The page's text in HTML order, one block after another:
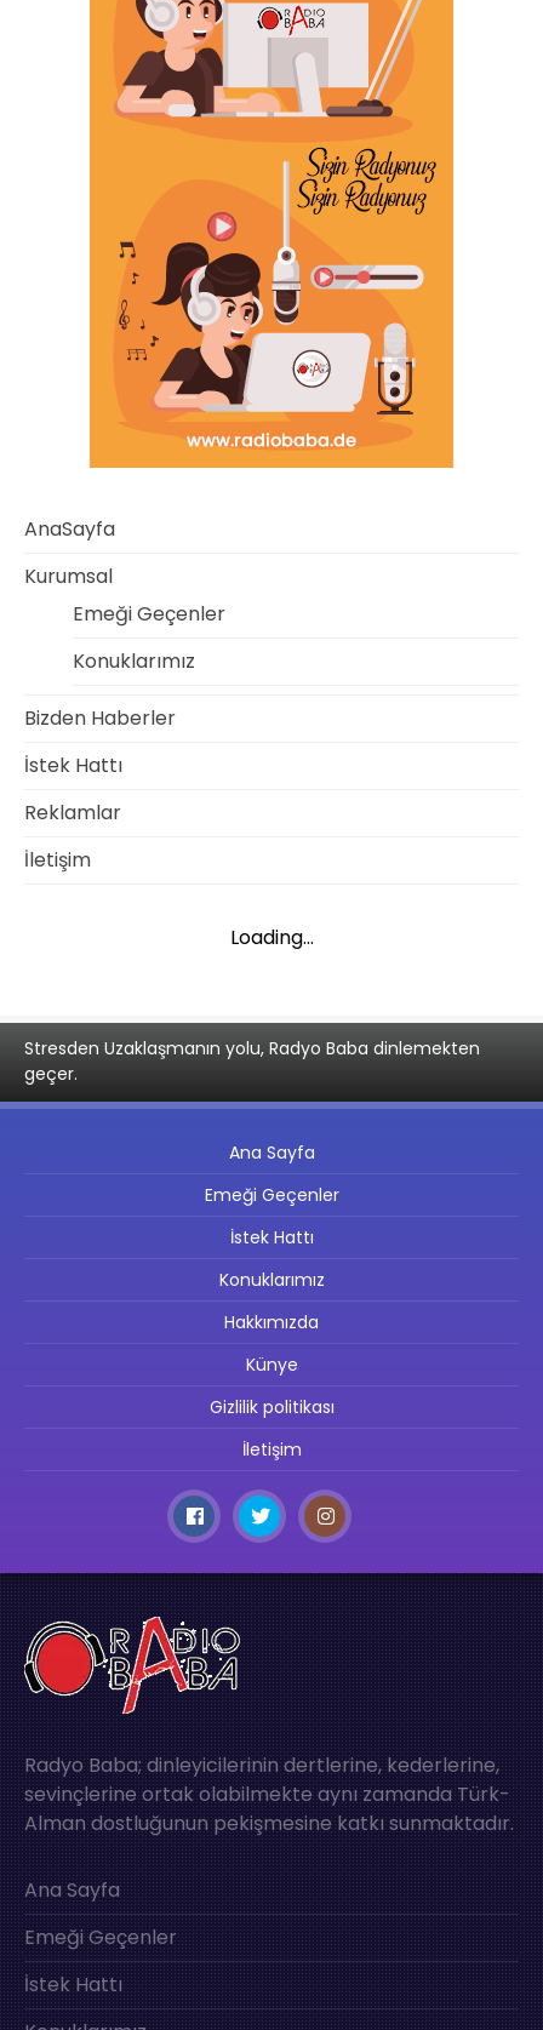
AnaSayfa
Kurumsal
Emeği Geçenler
Konuklarımız
Bizden Haberler
İstek Hattı
Reklamlar
İletişim
Loading...
Stresden Uzaklaşmanın yolu, Radyo Baba dinlemekten
geçer.
Ana Sayfa
Emeği Geçenler
İstek Hattı
Konuklarımız
Hakkımızda
Künye
Gizlilik politikası
İletişim
Radyo Baba; dinleyicilerinin dertlerine, kederlerine,
sevinçlerine ortak olabilmekte aynı zamanda Türk-
Alman dostluğunun pekişmesine katkı sunmaktadır.
Ana Sayfa
Emeği Geçenler
İstek Hattı